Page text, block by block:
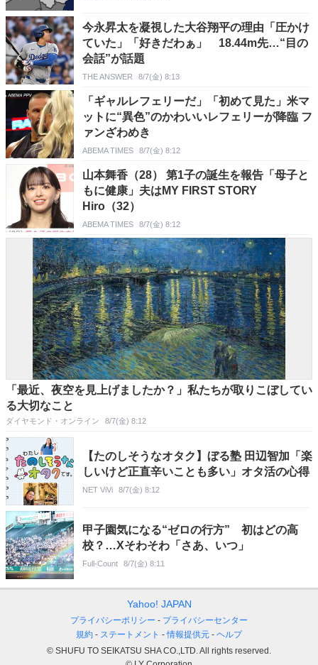
今永昇太を凝視した大谷翔平の理由「圧かけ
ていた」「好きだわぁ」 18.44m先…“目の
会話”が話題
THE ANSWER 8/7(金) 8:13
「ギャルレフェリーだ」「初めて見た」米マ
ットに“異色”のかわいいレフェリーが降臨 フ
ァンざわめき
ABEMA TIMES 8/7(金) 8:12
山本舞香（28） 第1子の誕生を報告「母子と
もに健康」夫はMY FIRST STORY
Hiro（32）
ABEMA TIMES 8/7(金) 8:12
「最近、夜空を見上げましたか？」私たちが取りこぼしてい
る大切なこと
ダイヤモンド・オンライン 8/7(金) 8:12
【たのしそうなオタク】ぼる塾 田辺智加「楽
しいけど正直辛いことも多い」オタ活の心得
NET ViVi 8/7(金) 8:12
甲子園気になる“ゼロの行方” 初はどの高
校？…Xそわそわ「さあ、いつ」
Full-Count 8/7(金) 8:11
Yahoo! JAPAN
プライバシーポリシー
プライバシーセンター
規約
ステートメント 情報提供元
ヘルプ
© SHUFU TO SEIKATSU SHA CO.,LTD. All rights reserved.